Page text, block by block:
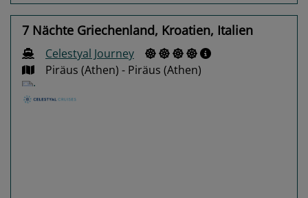
7 Nächte Griechenland, Kroatien, Italien
Celestyal Journey
Piräus (Athen) - Piräus (Athen)